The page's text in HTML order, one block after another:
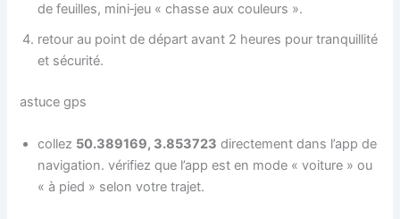
de feuilles, mini‑jeu « chasse aux couleurs ».
retour au point de départ avant 2 heures pour tranquillité
et sécurité.
astuce gps
collez 50.389169, 3.853723 directement dans l’app de
navigation. vérifiez que l’app est en mode « voiture » ou
« à pied » selon votre trajet.